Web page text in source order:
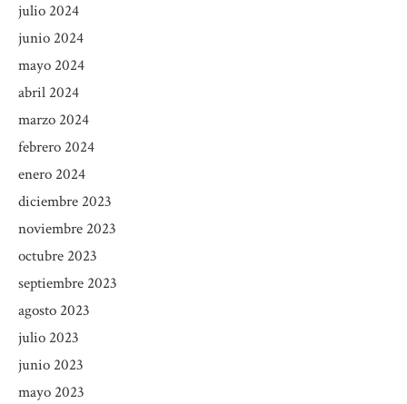
julio 2024
junio 2024
mayo 2024
abril 2024
marzo 2024
febrero 2024
enero 2024
diciembre 2023
noviembre 2023
octubre 2023
septiembre 2023
agosto 2023
julio 2023
junio 2023
mayo 2023